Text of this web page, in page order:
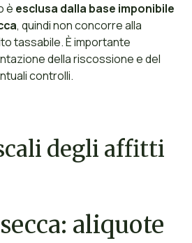
è esclusa dalla base imponibile
, quindi non concorre alla
tassabile. È importante
della riscossione e del
controlli.
degli affitti
aliquote